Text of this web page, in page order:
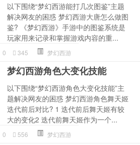
以下围绕“梦幻西游能打几次图鉴”主题
解决网友的困惑 梦幻西游大唐怎么做图
鉴? 《梦幻西游》手游中的图鉴系统是
玩家用来记录和掌握游戏内容的重...
0 345 梦幻西游
梦幻西游角色大变化技能
以下围绕“梦幻西游角色大变化技能”主
题解决网友的困惑 梦幻西游角色舞天姬
迭代前后对比? 1 迭代前后舞天姬有较
大的变化2 迭代前舞天姬作为一个...
0 556 梦幻西游